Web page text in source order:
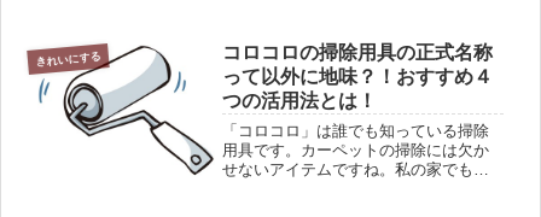
す。こんな辛い時差ボケ、治し方はど
んな風にし...
きれいにする
コロコロの掃除用具の正式名称
って以外に地味？！おすすめ４
つの活用法とは！
「コロコロ」は誰でも知っている掃除
用具です。カーペットの掃除には欠か
せないアイテムですね。私の家でも愛